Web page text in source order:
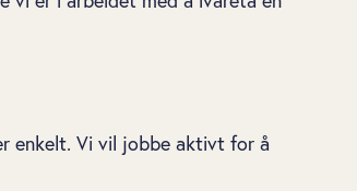
enkelt. Vi vil jobbe aktivt for å